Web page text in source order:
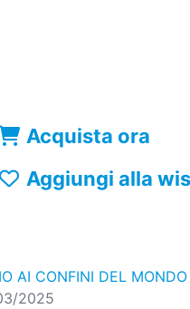
Acquista ora
Aggiungi alla
AI CONFINI DEL MONDO
2025